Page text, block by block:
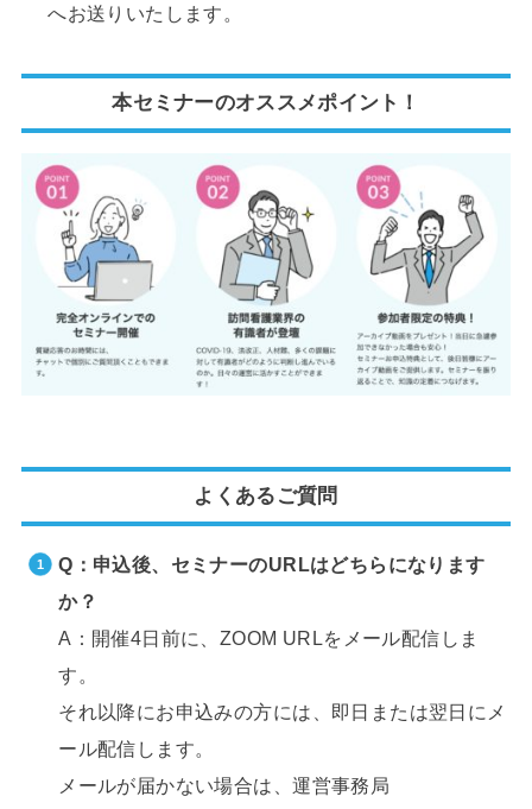
へお送りいたします。
本セミナーのオススメポイント！
よくあるご質問
Q：申込後、セミナーのURLはどちらになります
か？
A：開催4日前に、ZOOM URLをメール配信しま
す。
それ以降にお申込みの方には、即日または翌日にメ
ール配信します。
メールが届かない場合は、運営事務局